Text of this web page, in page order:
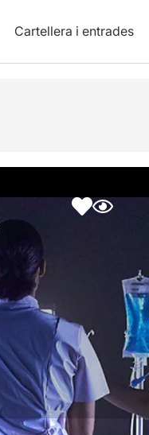
Cartellera i entrades